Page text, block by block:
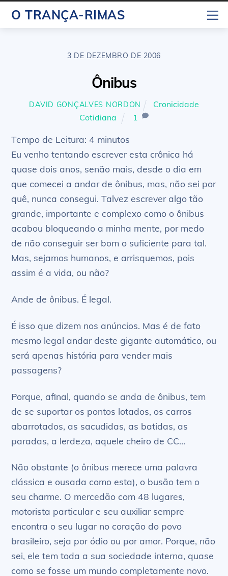
O TRANÇA-RIMAS
3 DE DEZEMBRO DE 2006
Ônibus
DAVID GONÇALVES NORDON
Cronicidade
Cotidiana
1
Tempo de Leitura: 4 minutos
Eu venho tentando escrever esta crônica há
quase dois anos, senão mais, desde o dia em
que comecei a andar de ônibus, mas, não sei por
quê, nunca consegui. Talvez escrever algo tão
grande, importante e complexo como o ônibus
acabou bloqueando a minha mente, por medo
de não conseguir ser bom o suficiente para tal.
Mas, sejamos humanos, e arrisquemos, pois
assim é a vida, ou não?
Ande de ônibus. É legal.
É isso que dizem nos anúncios. Mas é de fato
mesmo legal andar deste gigante automático, ou
será apenas história para vender mais
passagens?
Porque, afinal, quando se anda de ônibus, tem
de se suportar os pontos lotados, os carros
abarrotados, as sacudidas, as batidas, as
paradas, a lerdeza, aquele cheiro de CC…
Não obstante (o ônibus merece uma palavra
clássica e ousada como esta), o busão tem o
seu charme. O mercedão com 48 lugares,
motorista particular e seu auxiliar sempre
encontra o seu lugar no coração do povo
brasileiro, seja por ódio ou por amor. Porque, não
sei, ele tem toda a sua sociedade interna, quase
como se fosse um mundo completamente novo.